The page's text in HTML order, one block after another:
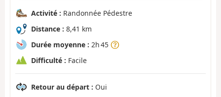
Activité : Randonnée Pédestre
Distance : 8,41 km
Durée moyenne : 2h 45
Difficulté : Facile
Retour au départ : Oui